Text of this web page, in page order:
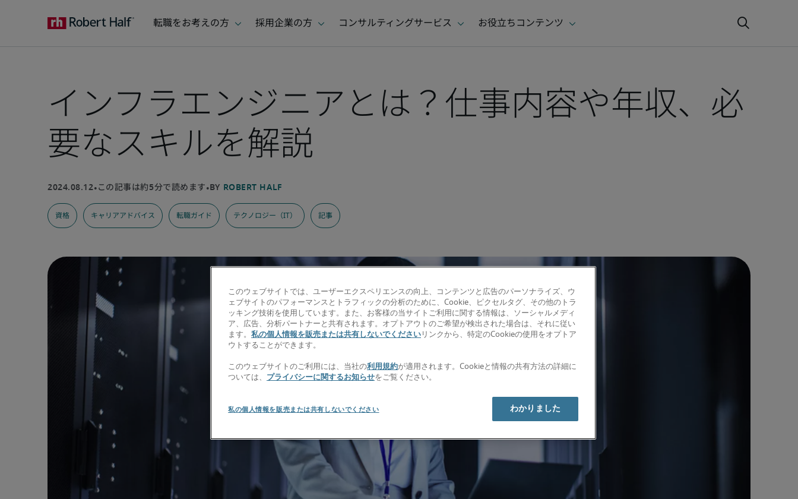
インフラエンジニアとは？仕事内容や年収、必
要なスキルを解説
資格 キャリアアドバイス 転職ガイド テクノロジー（IT） 記事
このウェブサイトでは、ユーザーエクスペリエンスの向上、コンテンツと広告のパーソナライズ、ウ
ェブサイトのパフォーマンスとトラフィックの分析のために、Cookie、ピクセルタグ、その他のトラ
ッキング技術を使用しています。また、お客様の当サイトご利用に関する情報は、ソーシャルメディ
ア、広告、分析パートナーと共有されます。オプトアウトのご希望が検出された場合は、それに従い
ます。 私の個人情報を販売または共有しないでください リンクから、特定のCookieの使用をオプトア
ウトすることができます。
このウェブサイトのご利用には、当社の利用規約が適用されます。Cookieと情報の共有方法の詳細に
ついては、 プライバシーに関するお知らせをご覧ください。
私の個人情報を販売または共有しないでください わかりました